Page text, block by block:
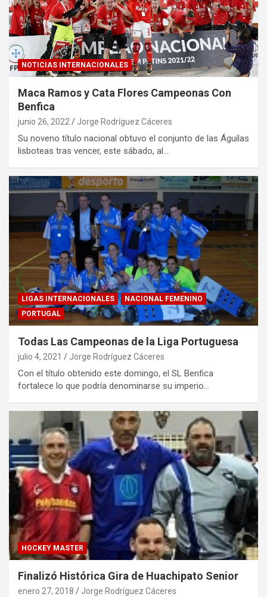
NOTICIAS INTERNACIONALES
Maca Ramos y Cata Flores Campeonas Con
Benfica
junio 26, 2022 Jorge Rodríguez Cáceres
Su noveno título nacional obtuvo el conjunto de las Águilas
lisboteas tras vencer, este sábado, al…
LIGAS INTERNACIONALES
NACIONAL FEMENINO
PORTUGAL
Todas Las Campeonas de la Liga Portuguesa
julio 4, 2021 Jorge Rodríguez Cáceres
Con el título obtenido este domingo, el SL Benfica
fortalece lo que podría denominarse su imperio…
HOCKEY MASTER
Finalizó Histórica Gira de Huachipato Senior
enero 27, 2018 Jorge Rodríguez Cáceres